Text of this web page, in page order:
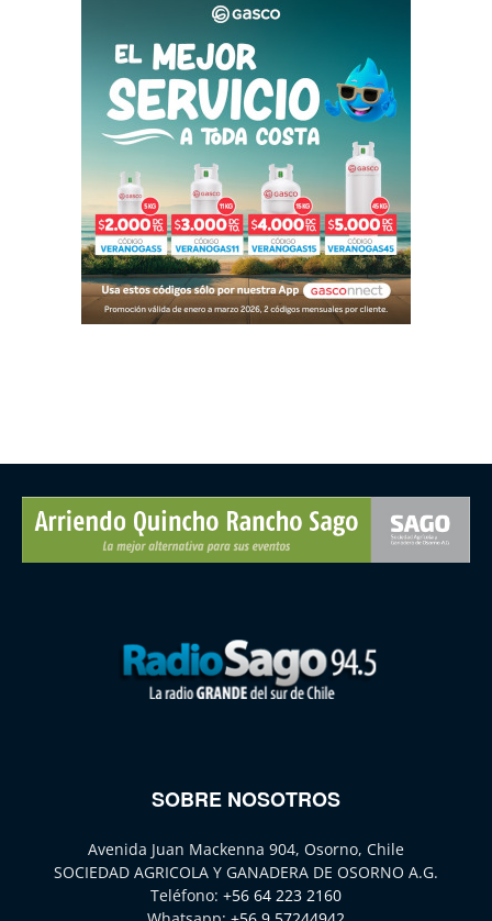
SOBRE NOSOTROS
Avenida Juan Mackenna 904, Osorno, Chile
SOCIEDAD AGRICOLA Y GANADERA DE OSORNO A.G.
Teléfono: +56 64 223 2160